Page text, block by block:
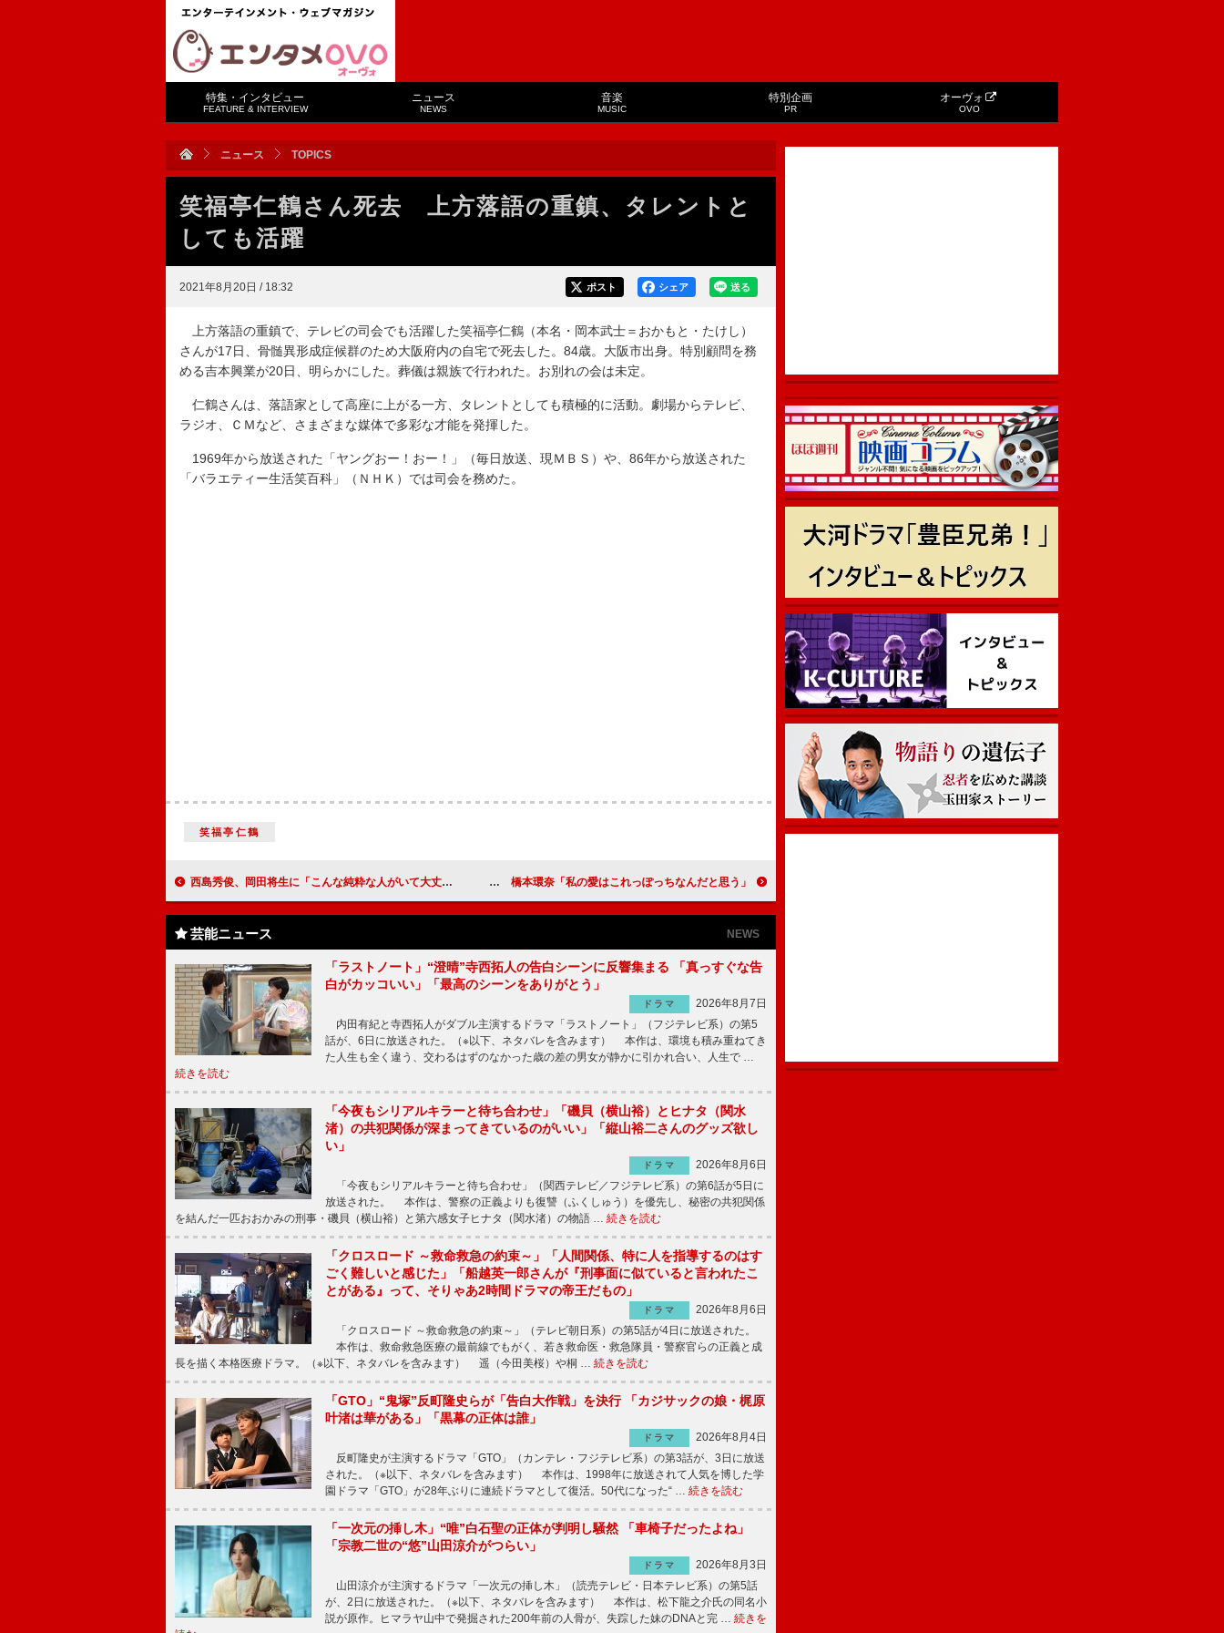
特集・インタビュー
FEATURE & INTERVIEW
ニュース
NEWS
音楽
MUSIC
特別企画
PR
オーヴォ
OVO
ニュース TOPICS
笑福亭仁鶴さん死去 上方落語の重鎮、タレントと
しても活躍
2021年8月20日 / 18:32 送る
シェア
ポスト
上方落語の重鎮で、テレビの司会でも活躍した笑福亭仁鶴（本名・岡本武士＝おかもと・たけし）
さんが17日、骨髄異形成症候群のため大阪府内の自宅で死去した。84歳。大阪市出身。特別顧問を務
める吉本興業が20日、明らかにした。葬儀は親族で行われた。お別れの会は未定。
仁鶴さんは、落語家として高座に上がる一方、タレントとしても積極的に活動。劇場からテレビ、
ラジオ、ＣＭなど、さまざまな媒体で多彩な才能を発揮した。
1969年から放送された「ヤングおー！おー！」（毎日放送、現ＭＢＳ）や、86年から放送された
「バラエティー生活笑百科」（ＮＨＫ）では司会を務めた。
笑福亭仁鶴
西島秀俊、岡田将生に「こんな純粋な人がいて大丈夫なのか…」 岡田「僕もう32です。10代とか20代じゃないです」 平野紫耀「頭皮的にも一番頑張っていたのは僕です」 橋本環奈「私の愛はこれっぽっちなんだと思う」
芸能ニュース NEWS
「ラストノート」“澄晴”寺西拓人の告白シーンに反響集まる 「真っすぐな告
白がカッコいい」「最高のシーンをありがとう」
ドラマ
2026年8月7日
内田有紀と寺西拓人がダブル主演するドラマ「ラストノート」（フジテレビ系）の第5
話が、6日に放送された。（※以下、ネタバレを含みます） 本作は、環境も積み重ねてき
た人生も全く違う、交わるはずのなかった歳の差の男女が静かに引かれ合い、人生で …
続きを読む
「今夜もシリアルキラーと待ち合わせ」「磯貝（横山裕）とヒナタ（関水
渚）の共犯関係が深まってきているのがいい」「縦山裕二さんのグッズ欲し
い」
ドラマ
2026年8月6日
「今夜もシリアルキラーと待ち合わせ」（関西テレビ／フジテレビ系）の第6話が5日に
放送された。 本作は、警察の正義よりも復讐（ふくしゅう）を優先し、秘密の共犯関係
を結んだ一匹おおかみの刑事・磯貝（横山裕）と第六感女子ヒナタ（関水渚）の物語 … 続きを読む
「クロスロード ～救命救急の約束～」「人間関係、特に人を指導するのはす
ごく難しいと感じた」「船越英一郎さんが『刑事面に似ていると言われたこ
とがある』って、そりゃあ2時間ドラマの帝王だもの」
ドラマ
2026年8月6日
「クロスロード ～救命救急の約束～」（テレビ朝日系）の第5話が4日に放送された。
本作は、救命救急医療の最前線でもがく、若き救命医・救急隊員・警察官らの正義と成
長を描く本格医療ドラマ。（※以下、ネタバレを含みます） 遥（今田美桜）や桐 … 続きを読む
「GTO」“鬼塚”反町隆史らが「告白大作戦」を決行 「カジサックの娘・梶原
叶渚は華がある」「黒幕の正体は誰」
ドラマ
2026年8月4日
反町隆史が主演するドラマ「GTO」（カンテレ・フジテレビ系）の第3話が、3日に放送
された。（※以下、ネタバレを含みます） 本作は、1998年に放送されて人気を博した学
園ドラマ「GTO」が28年ぶりに連続ドラマとして復活。50代になった“ … 続きを読む
「一次元の挿し木」“唯”白石聖の正体が判明し騒然 「車椅子だったよね」
「宗教二世の“悠”山田涼介がつらい」
ドラマ
2026年8月3日
山田涼介が主演するドラマ「一次元の挿し木」（読売テレビ・日本テレビ系）の第5話
が、2日に放送された。（※以下、ネタバレを含みます） 本作は、松下龍之介氏の同名小
説が原作。ヒマラヤ山中で発掘された200年前の人骨が、失踪した妹のDNAと完 … 続きを